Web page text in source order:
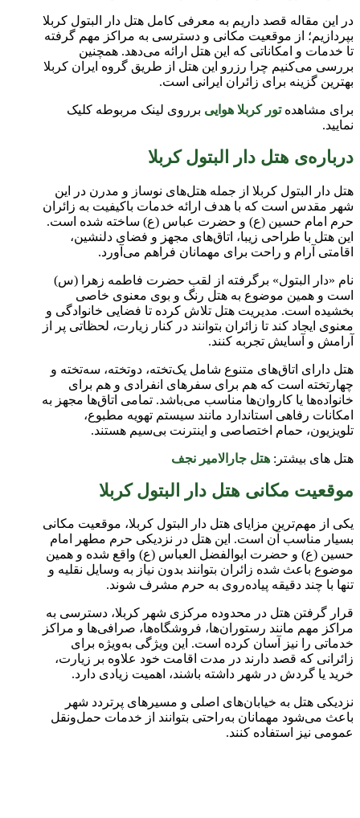
در این مقاله قصد داریم به معرفی کامل هتل دار البتول کربلا
بپردازیم؛ از موقعیت مکانی و دسترسی به مراکز مهم گرفته
تا خدمات و امکاناتی که این هتل ارائه می‌دهد. همچنین
بررسی می‌کنیم چرا رزرو این هتل از طریق گروه ایران کربلا
بهترین گزینه برای زائران ایرانی است.
برای مشاهدهتور کربلا هوایی برروی لینک مربوطه کلیک
نمایید.
درباره‌ی هتل دار البتول کربلا
هتل دار البتول کربلا از جمله هتل‌های نوساز و مدرن در این
شهر مقدس است که با هدف ارائه خدمات باکیفیت به زائران
حرم امام حسین (ع) و حضرت عباس (ع) ساخته شده است.
این هتل با طراحی زیبا، اتاق‌های مجهز و فضای دلنشین،
اقامتی آرام و راحت برای مهمانان فراهم می‌آورد.
نام «دار البتول» برگرفته از لقب حضرت فاطمه زهرا (س)
است و همین موضوع به هتل رنگ و بوی معنوی خاصی
بخشیده است. مدیریت هتل تلاش کرده تا فضایی خانوادگی و
معنوی ایجاد کند تا زائران بتوانند در کنار زیارت، لحظاتی پر از
آرامش و آسایش تجربه کنند.
هتل دارای اتاق‌های متنوع شامل یک‌تخته، دوتخته، سه‌تخته و
چهارتخته است که هم برای سفرهای انفرادی و هم برای
خانواده‌ها یا کاروان‌ها مناسب می‌باشد. تمامی اتاق‌ها مجهز به
امکانات رفاهی استاندارد مانند سیستم تهویه مطبوع،
تلویزیون، حمام اختصاصی و اینترنت بی‌سیم هستند.
هتل های بیشتر: هتل جارالامیر نجف
موقعیت مکانی هتل دار البتول کربلا
یکی از مهم‌ترین مزایای هتل دار البتول کربلا، موقعیت مکانی
بسیار مناسب آن است. این هتل در نزدیکی حرم مطهر امام
حسین (ع) و حضرت ابوالفضل العباس (ع) واقع شده و همین
موضوع باعث شده زائران بتوانند بدون نیاز به وسایل نقلیه و
تنها با چند دقیقه پیاده‌روی به حرم مشرف شوند.
قرار گرفتن هتل در محدوده مرکزی شهر کربلا، دسترسی به
مراکز مهم مانند رستوران‌ها، فروشگاه‌ها، صرافی‌ها و مراکز
خدماتی را نیز آسان کرده است. این ویژگی به‌ویژه برای
زائرانی که قصد دارند در مدت اقامت خود علاوه بر زیارت،
خرید یا گردش در شهر داشته باشند، اهمیت زیادی دارد.
نزدیکی هتل به خیابان‌های اصلی و مسیرهای پرتردد شهر
باعث می‌شود مهمانان به‌راحتی بتوانند از خدمات حمل‌ونقل
عمومی نیز استفاده کنند.